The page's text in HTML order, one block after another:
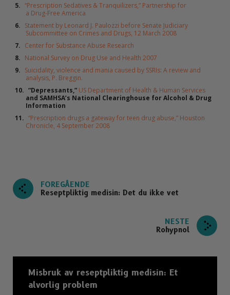
“Prescription Sedatives & Tranquilizers,” Partnership for
a Drug-Free America
Statement by Leonard J. Paulozzi before Senate Judiciary
Subcommittee on Crimes and Drugs, 12 March 2008
Center for Substance Abuse Research
National Survey on Drug Use and Health 2007
Suicidality, violence and mania caused by SSRIs: A review and
analysis, P. Breggin.
“Depressants,” US Department of Health & Human Services
and SAMHSA’s National Clearinghouse for Alcohol & Drug
Information
“Prescription drugs a gateway for teen drug abuse,” Houston
Chronicle, 4 September 2008
FOREGÅENDE
Reseptpliktig medisin: Det du ikke vet
NESTE
Rohypnol
Misbruk av reseptpliktig medisin: Et
alvorlig problem